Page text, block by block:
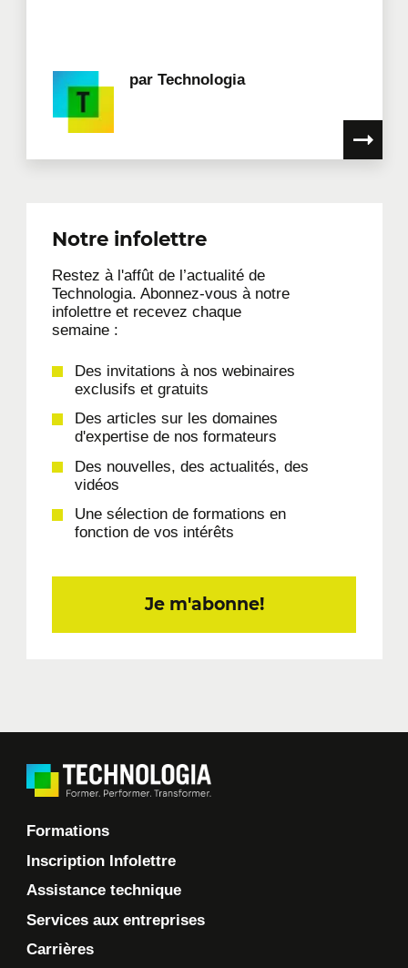
par Technologia
Notre infolettre
Restez à l'affût de l’actualité de
Technologia. Abonnez-vous à notre
infolettre et recevez chaque
semaine :
Des invitations à nos webinaires
exclusifs et gratuits
Des articles sur les domaines
d'expertise de nos formateurs
Des nouvelles, des actualités, des
vidéos
Une sélection de formations en
fonction de vos intérêts
Je m'abonne!
Formations
Inscription Infolettre
Assistance technique
Services aux entreprises
Carrières